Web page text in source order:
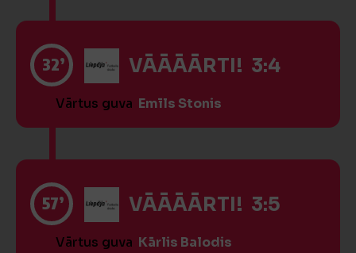
32’ VĀĀĀĀRTI! 3:4
Vārtus guva Emīls Stonis
57’ VĀĀĀĀRTI! 3:5
Vārtus guva Kārlis Balodis